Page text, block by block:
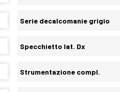
Serie decalcomanie grigio
Specchietto lat. Dx
Strumentazione compl.